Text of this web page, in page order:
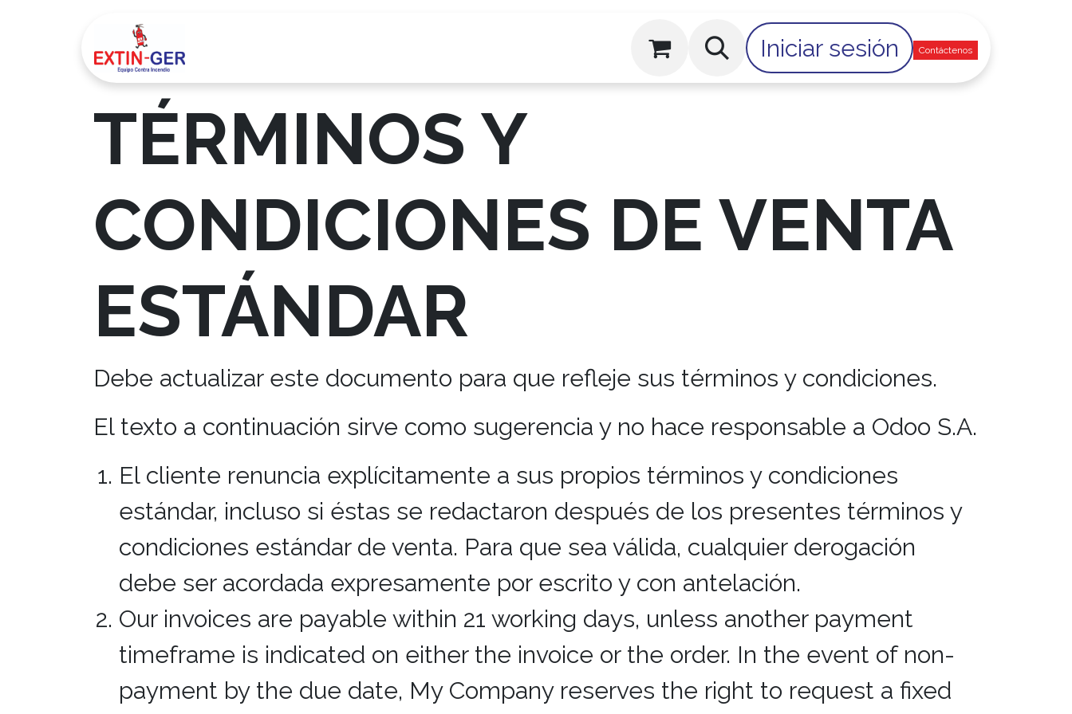
Ubicación Iniciar sesión Contáctenos
TÉRMINOS Y
CONDICIONES DE VENTA
ESTÁNDAR
Debe actualizar este documento para que refleje sus términos y condiciones.
El texto a continuación sirve como sugerencia y no hace responsable a Odoo S.A.
El cliente renuncia explícitamente a sus propios términos y condiciones
estándar, incluso si éstas se redactaron después de los presentes términos y
condiciones estándar de venta. Para que sea válida, cualquier derogación
debe ser acordada expresamente por escrito y con antelación.
Our invoices are payable within 21 working days, unless another payment
timeframe is indicated on either the invoice or the order. In the event of non-
payment by the due date, My Company reserves the right to request a fixed